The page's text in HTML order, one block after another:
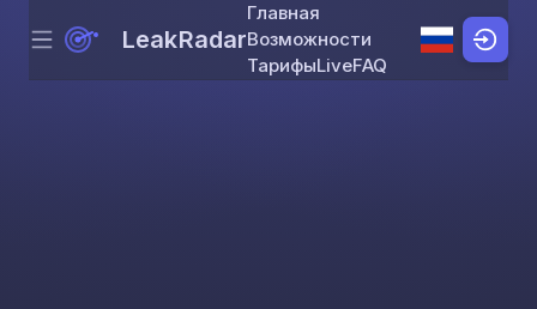
Skip to content
Menu LeakRadar
Главная
Возможности
ТарифыLiveFAQ